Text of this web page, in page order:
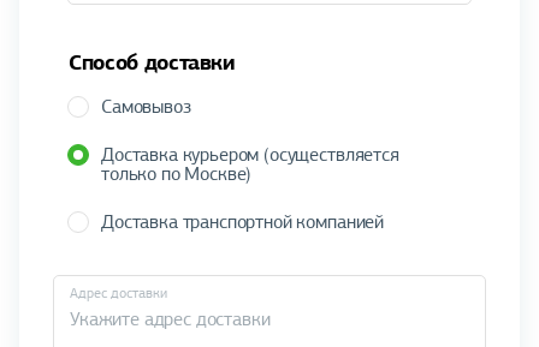
Способ доставки
Самовывоз
Доставка курьером (осуществляется
только по Москве)
Доставка транспортной компанией
Адрес доставки